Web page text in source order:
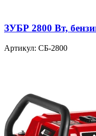
ЗУБР 2800 Вт,
Артикул: СБ-2800